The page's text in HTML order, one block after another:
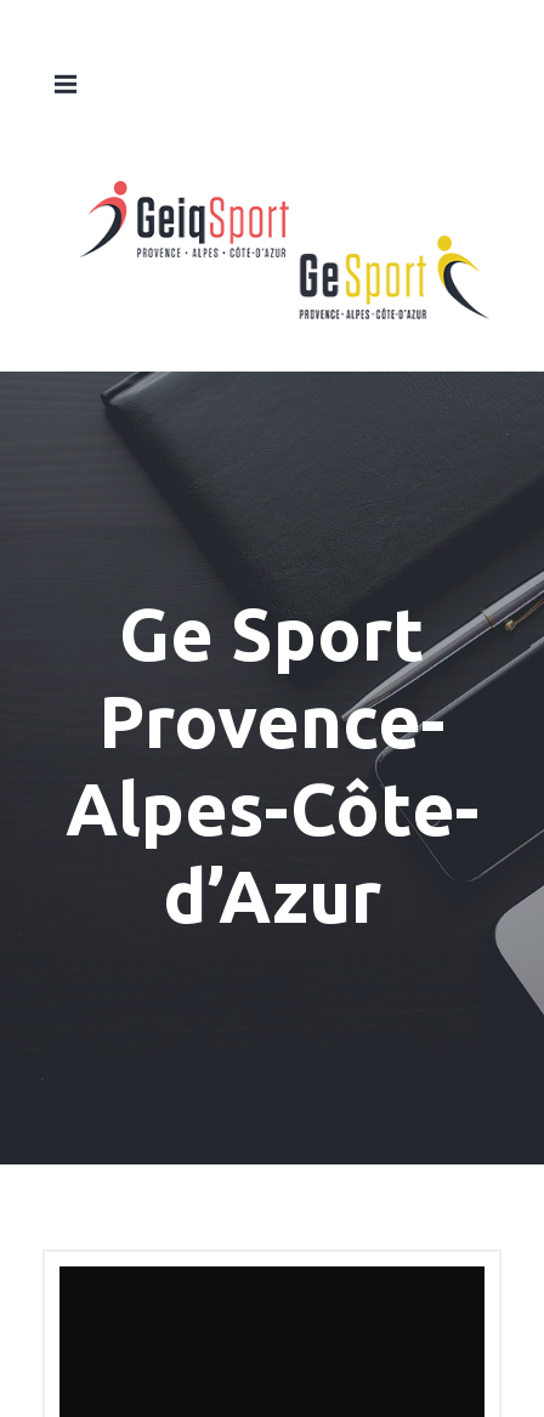
Ge Sport
Provence-
Alpes-Côte-
d’Azur